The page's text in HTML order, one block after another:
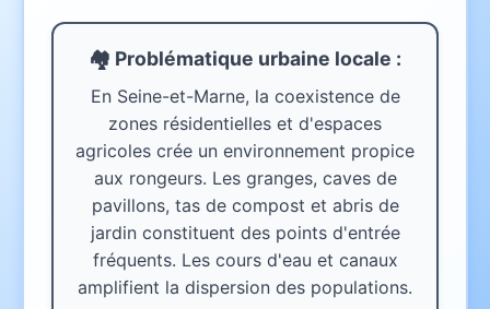
🏘️ Problématique urbaine locale :
En Seine-et-Marne, la coexistence de
zones résidentielles et d'espaces
agricoles crée un environnement propice
aux rongeurs. Les granges, caves de
pavillons, tas de compost et abris de
jardin constituent des points d'entrée
fréquents. Les cours d'eau et canaux
amplifient la dispersion des populations.